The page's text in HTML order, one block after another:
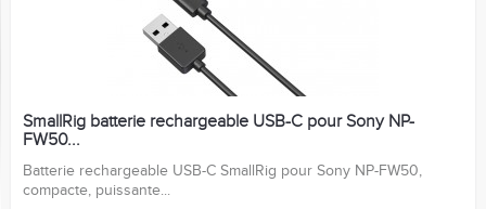
SmallRig batterie rechargeable USB-C pour Sony NP-
FW50...
Batterie rechargeable USB-C SmallRig pour Sony NP-FW50,
compacte, puissante...